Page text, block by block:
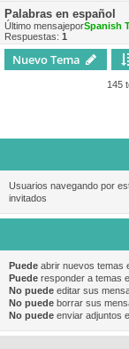
Palabras en español
Último mensajeporSpanish
Respuestas: 1
Nuevo Tema
145
Usuarios navegando por
invitados
Puede abrir nuevos temas
Puede responder a temas
No puede editar sus
No puede borrar sus
No puede enviar adjuntos